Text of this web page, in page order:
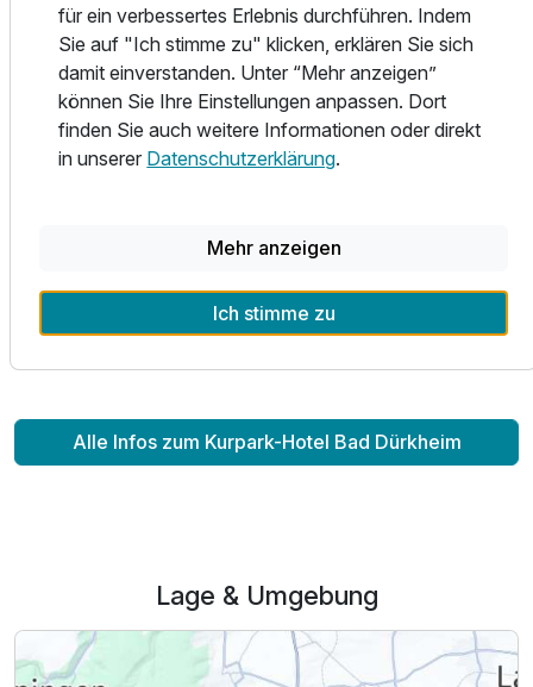
Nach unserem Motto „Alles unter einem Dach“ bieten das
Restaurant „Leiningers“ kulinarische Spezialitäten und im
Abschluss die Spielbank spannende Unterhaltung bei
Roulette, Black Jack und Automatenspielen.
Mit perfektem Service und herzlicher Gastfreundschaft
Wir freuen uns bereits jetzt darauf Sie begrüßen und
Ihr Team vom Kurpark-Hotel
Alle Infos zum Kurpark-Hotel Bad Dürkheim
Lage & Umgebung
für ein verbessertes Erlebnis durchführen. Indem
Sie auf "Ich stimme zu" klicken, erklären Sie sich
damit einverstanden. Unter “Mehr anzeigen”
können Sie Ihre Einstellungen anpassen. Dort
finden Sie auch weitere Informationen oder direkt
in unserer Datenschutzerklärung.
Mehr anzeigen
Ich stimme zu